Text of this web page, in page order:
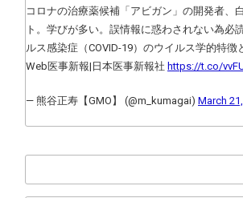
コロナの治療薬候補「アビガン」の開発者、
ト。学びが多い。誤情報に惑わされない為必
ルス感染症（COVID-19）のウイルス学的特徴
Web医事新報|日本医事新報社 https://t.co/
— 熊谷正寿【GMO】 (@m_kumagai) March